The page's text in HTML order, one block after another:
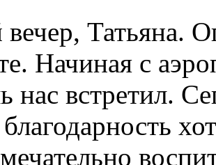
Татьяна.
Начиная с
нас встретил.